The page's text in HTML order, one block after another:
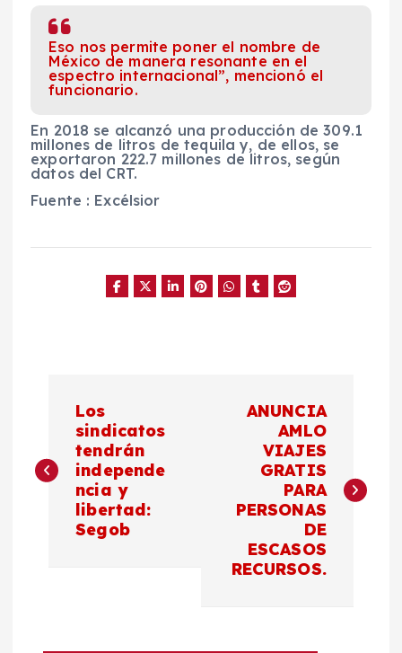
Eso nos permite poner el nombre de
México de manera resonante en el
espectro internacional”, mencionó el
funcionario.
En 2018 se alcanzó una producción de 309.1
millones de litros de tequila y, de ellos, se
exportaron 222.7 millones de litros, según
datos del CRT.
Fuente : Excélsior
v
Los
sindicatos
tendrán
independe
ncia y
libertad:
Segob
ANUNCIA
AMLO
VIAJES
GRATIS
PARA
PERSONAS
DE
ESCASOS
RECURSOS.